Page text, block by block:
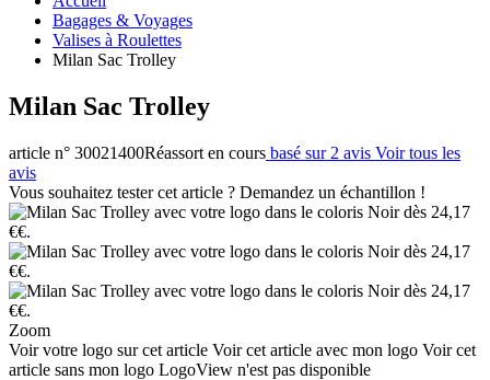
Bagages & Voyages
Valises à Roulettes
Milan Sac Trolley
Milan Sac Trolley
article n° 30021400Réassort en cours basé sur 2 avis Voir tous les
avis
Vous souhaitez tester cet article ? Demandez un échantillon !
Zoom
Voir votre logo sur cet article Voir cet article avec mon logo Voir cet
article sans mon logo LogoView n'est pas disponible